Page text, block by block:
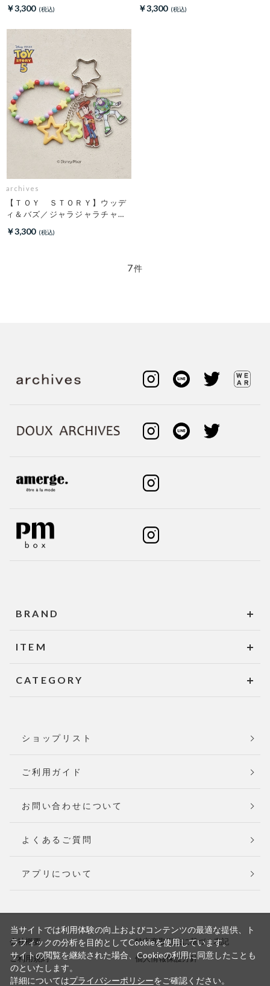
￥3,300 ￥3,300
archives
【ＴＯＹ ＳＴＯＲＹ】ウッデ
ィ＆バズ／ジャラジャラチャー
ム
￥3,300
7件
BRAND
ITEM
CATEGORY
ショップリスト
ご利用ガイド
お問い合わせについて
よくあるご質問
アプリについて
会社概要
特定商取引法に基づく表記
ご利用規約
個人情報保護方針
当サイトでは利用体験の向上およびコンテンツの最適な提供、ト
ラフィックの分析を目的としてCookieを使用しています。
サイトの閲覧を継続された場合、Cookieの利用に同意したことも
のといたします。
詳細についてはプライバシーポリシーをご確認ください。